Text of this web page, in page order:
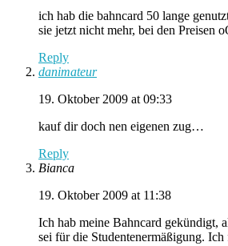
ich hab die bahncard 50 lange
sie jetzt nicht mehr, bei den Preisen
Reply
danimateur
19. Oktober 2009 at 09:33
kauf dir doch nen eigenen zug…
Reply
Bianca
19. Oktober 2009 at 11:38
Ich hab meine Bahncard gekündigt,
sei für die Studentenermäßigung. Ich